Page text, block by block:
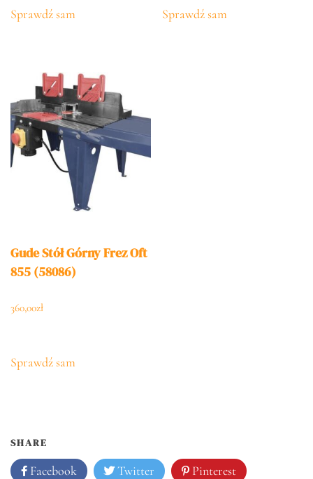
Sprawdź sam Sprawdź sam
Gude Stół Górny Frez Oft
855 (58086)
360,00zł
Sprawdź sam
SHARE
Facebook Twitter Pinterest